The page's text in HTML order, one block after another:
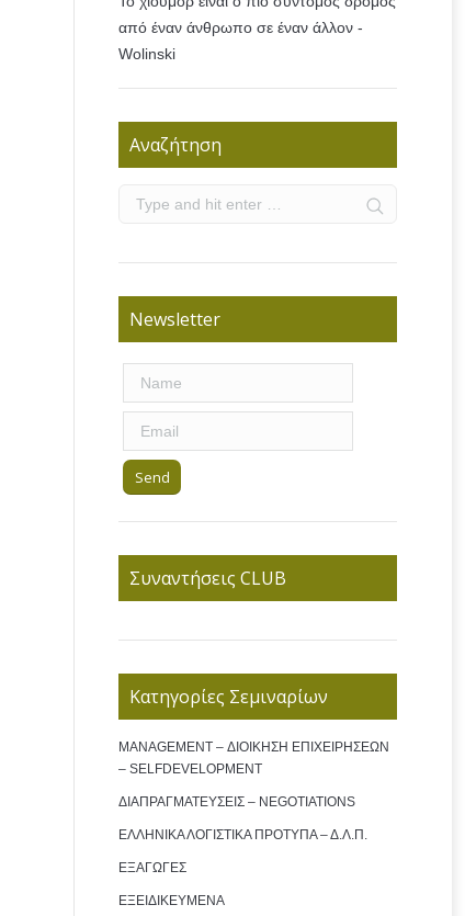
από έναν άνθρωπο σε έναν άλλον -
Wolinski
Αναζήτηση
Newsletter
Συναντήσεις CLUB
Κατηγορίες Σεμιναρίων
MANAGEMENT – ΔΙΟΙΚΗΣΗ ΕΠΙΧΕΙΡΗΣΕΩΝ
– SELFDEVELOPMENT
ΔΙΑΠΡΑΓΜΑΤΕΥΣΕΙΣ – NEGOTIATIONS
ΕΛΛΗΝΙΚΑ ΛΟΓΙΣΤΙΚΑ ΠΡΟΤΥΠΑ – Δ.Λ.Π.
ΕΞΑΓΩΓΕΣ
ΕΞΕΙΔΙΚΕΥΜΕΝΑ